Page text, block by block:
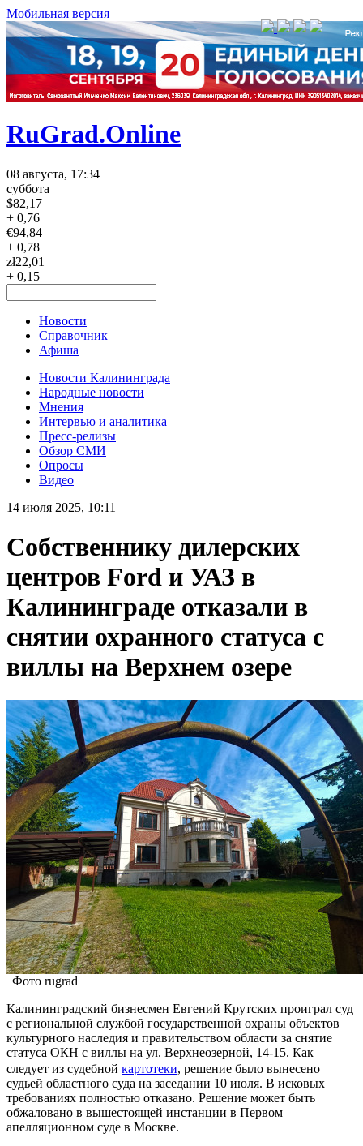
Мобильная версия
RuGrad.Online
08 августа, 17:34
суббота
$82,17
+ 0,76
€94,84
+ 0,78
zł22,01
+ 0,15
Новости
Справочник
Афиша
Новости Калининграда
Народные новости
Мнения
Интервью и аналитика
Пресс-релизы
Обзор СМИ
Опросы
Видео
14 июля 2025, 10:11
Собственнику дилерских
центров Ford и УАЗ в
Калининграде отказали в
снятии охранного статуса с
виллы на Верхнем озере
Фото rugrad
Калининградский бизнесмен Евгений Крутских проиграл суд
с региональной службой государственной охраны объектов
культурного наследия и правительством области за снятие
статуса ОКН с виллы на ул. Верхнеозерной, 14-15. Как
следует из судебной картотеки, решение было вынесено
судьей областного суда на заседании 10 июля. В исковых
требованиях полностью отказано. Решение может быть
обжаловано в вышестоящей инстанции в Первом
апелляционном суде в Москве.